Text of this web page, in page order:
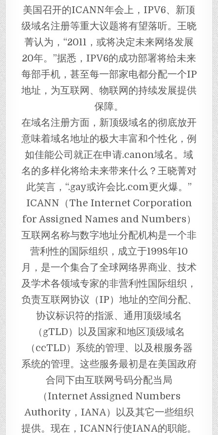
美国召开的ICANN年会上，IPV6、新顶
级域名注册等重大议题将有望落听。王晓
菁认为，“2011，或将决定未来网络发展
20年。”据悉，IPV6的成功部署将给未来
每部手机，甚至每一部家电都分配一个IP
地址，为互联网、物联网的持续发展提供
保障。
在域名注册方面，新顶级域名的彻底放开
意味着域名地址的极大丰富和个性化，例
如佳能公司就正在申请.canon域名。域
名的多样化将给未来带来什么？王晓菁对
此笑言，“.gay或许会比.com更火爆。”
ICANN（The Internet Corporation
for Assigned Names and Numbers）
互联网名称与数字地址分配机构是一个非
营利性的国际组织，成立于1998年10
月，是一个集合了全球网络界商业、技术
及学术各领域专家的非营利性国际组织，
负责互联网协议（IP）地址的空间分配、
协议标识符的指派、通用顶级域名
（gTLD）以及国家和地区顶级域名
（ccTLD）系统的管理、以及根服务器
系统的管理。这些服务最初是在美国政府
合同下由互联网号码分配当局
（Internet Assigned Numbers
Authority，IANA）以及其它一些组织
提供。现在，ICANN行使IANA的职能。